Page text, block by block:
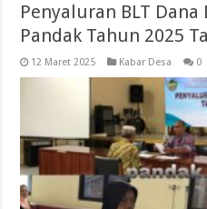
Penyaluran BLT Dana
Pandak Tahun 2025
12 Maret 2025 Kabar Desa 0